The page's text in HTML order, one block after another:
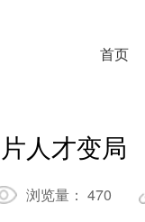
首页
人才变局
浏览量： 470